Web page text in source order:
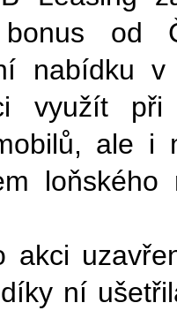
od
nabídku
využít
ale i
akci
ní